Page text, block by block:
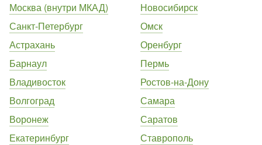
Москва (внутри МКАД)
Санкт-Петербург
Астрахань
Барнаул
Владивосток
Волгоград
Воронеж
Екатеринбург
Новосибирск
Омск
Оренбург
Пермь
Ростов-на-Дону
Самара
Саратов
Ставрополь